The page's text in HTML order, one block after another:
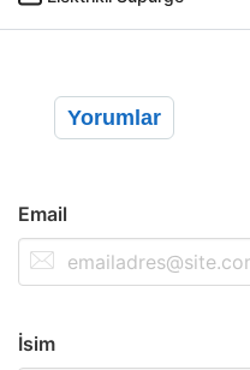
Yorumlar
Email
İsim